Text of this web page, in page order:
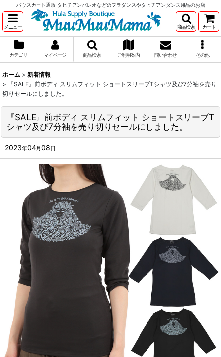
パウスカート通販 タヒチアンパレオなどのフラダンスやタヒチアンダンス用品のお店
メニュー 商品検索 カート
カテゴリ マイページ 商品検索 ご利用案内 問い合わせ その他
ホーム > 新着情報
>
『SALE』前ボディ スリムフィット ショートスリーブTシャツ及び7分袖を売り
切りセールにしました。
『SALE』前ボディ スリムフィット ショートスリーブT
シャツ及び7分袖を売り切りセールにしました。
2023年04月08日